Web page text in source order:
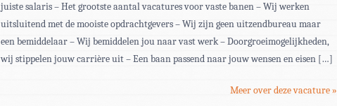
juiste salaris – Het grootste aantal vacatures voor vaste banen – Wij werken
uitsluitend met de mooiste opdrachtgevers – Wij zijn geen uitzendbureau maar
een bemiddelaar – Wij bemiddelen jou naar vast werk – Doorgroeimogelijkheden,
wij stippelen jouw carrière uit – Een baan passend naar jouw wensen en eisen […]
Meer over deze vacature »